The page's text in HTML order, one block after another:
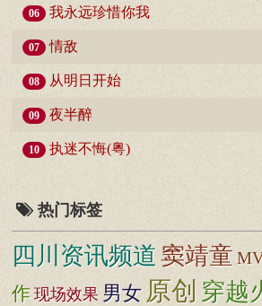
06 我永远珍惜你我
07 情敌
08 从明日开始
09 夜半醉
10 执迷不悔(粤)
热门标签
四川资讯频道窦靖童
作 现场效果 男女 原创 穿越